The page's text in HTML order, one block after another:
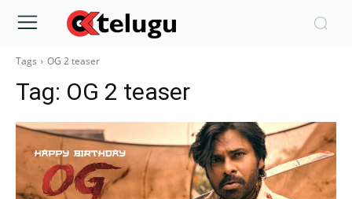
Tags OG 2 teaser
Tag: OG 2 teaser